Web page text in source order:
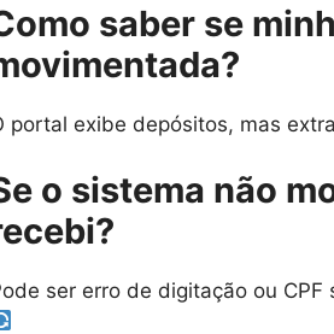
saber se
portal exibe depósitos, mas
o sistema não
ser erro de digitação ou